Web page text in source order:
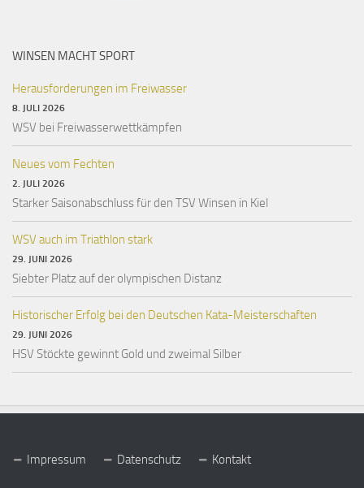
WINSEN MACHT SPORT
Herausforderungen im Freiwasser
8. JULI 2026
WSV bei Freiwasserwettkämpfen
Neues vom Fechten
2. JULI 2026
Starker Saisonabschluss für den TSV Winsen in Kiel
WSV auch im Triathlon stark
29. JUNI 2026
Siebter Platz auf der olympischen Distanz
Historischer Erfolg bei den Deutschen Kata-Meisterschaften
29. JUNI 2026
HSV Stöckte gewinnt Gold und zweimal Silber
Impressum Datenschutz Kontakt